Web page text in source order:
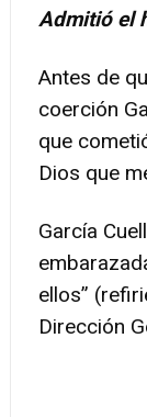
Admitió el
Antes de
coerción
que
Dios que
García
ellos”
Dirección